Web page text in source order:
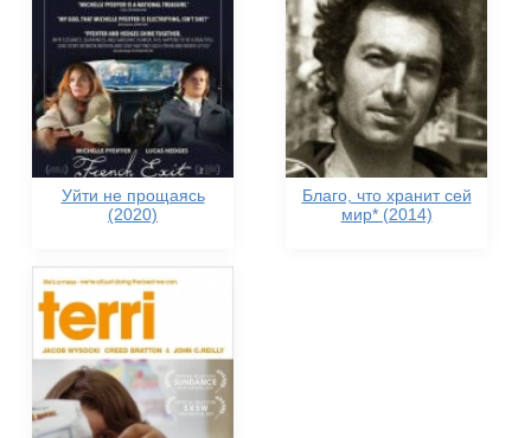
Уйти не прощаясь
(2020)
Благо, что хранит сей
мир* (2014)